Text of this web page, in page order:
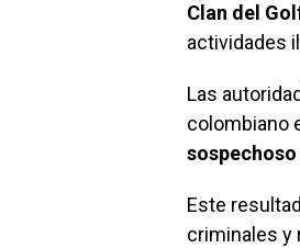
Clan del
actividades
Las
colombiano
sospechoso
Este
criminales y